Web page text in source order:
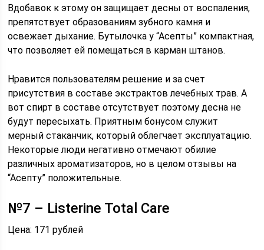
Вдобавок к этому он защищает десны от воспаления,
препятствует образованиям зубного камня и
освежает дыхание. Бутылочка у “Асепты” компактная,
что позволяет ей помещаться в карман штанов.
Нравится пользователям решение и за счет
присутствия в составе экстрактов лечебных трав. А
вот спирт в составе отсутствует поэтому десна не
будут пересыхать. Приятным бонусом служит
мерный стаканчик, который облегчает эксплуатацию.
Некоторые люди негативно отмечают обилие
различных ароматизаторов, но в целом отзывы на
“Асепту” положительные.
№7 – Listerine Total Care
Цена: 171 рублей